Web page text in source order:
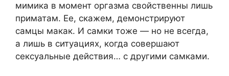
мимика в момент оргазма свойственны лишь
приматам. Ее, скажем, демонстрируют
самцы макак. И самки тоже — но не всегда,
а лишь в ситуациях, когда совершают
сексуальные действия… с другими самками.